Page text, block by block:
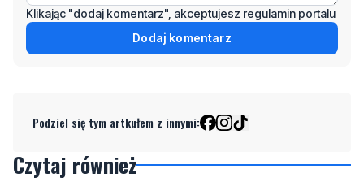
Klikając "dodaj komentarz", akceptujesz regulamin portalu
Dodaj komentarz
Podziel się tym artkułem z innymi:
Czytaj również